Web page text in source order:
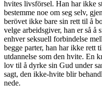
hvites livsförsel. Han har ikke
bestemme noe om seg selv,
berövet ikke bare sin rett til å
velge arbeidsgiver, han er så å
enhver seksuell forbindelse
begge parter, han har ikke rett
utdannelse som den hvite. En
lov til å dyrke sin Gud under
sagt, den ikke-hvite blir
nede.